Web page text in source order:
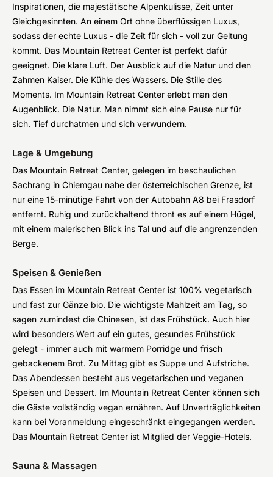
Inspirationen, die majestätische Alpenkulisse, Zeit unter
Gleichgesinnten. An einem Ort ohne überflüssigen Luxus,
sodass der echte Luxus - die Zeit für sich - voll zur Geltung
kommt. Das Mountain Retreat Center ist perfekt dafür
geeignet. Die klare Luft. Der Ausblick auf die Natur und den
Zahmen Kaiser. Die Kühle des Wassers. Die Stille des
Moments. Im Mountain Retreat Center erlebt man den
Augenblick. Die Natur. Man nimmt sich eine Pause nur für
sich. Tief durchatmen und sich verwundern.
Lage & Umgebung
Das Mountain Retreat Center, gelegen im beschaulichen
Sachrang in Chiemgau nahe der österreichischen Grenze, ist
nur eine 15-minütige Fahrt von der Autobahn A8 bei Frasdorf
entfernt. Ruhig und zurückhaltend thront es auf einem Hügel,
mit einem malerischen Blick ins Tal und auf die angrenzenden
Berge.
Speisen & Genießen
Das Essen im Mountain Retreat Center ist 100% vegetarisch
und fast zur Gänze bio. Die wichtigste Mahlzeit am Tag, so
sagen zumindest die Chinesen, ist das Frühstück. Auch hier
wird besonders Wert auf ein gutes, gesundes Frühstück
gelegt - immer auch mit warmem Porridge und frisch
gebackenem Brot. Zu Mittag gibt es Suppe und Aufstriche.
Das Abendessen besteht aus vegetarischen und veganen
Speisen und Dessert. Im Mountain Retreat Center können sich
die Gäste vollständig vegan ernähren. Auf Unverträglichkeiten
kann bei Voranmeldung eingeschränkt eingegangen werden.
Das Mountain Retreat Center ist Mitglied der Veggie-Hotels.
Sauna & Massagen